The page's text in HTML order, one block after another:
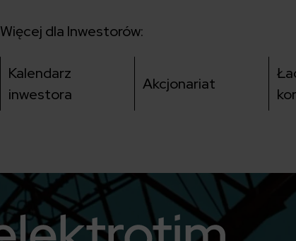
Więcej dla Inwestorów:
Kalendarz
inwestora
Akcjonariat